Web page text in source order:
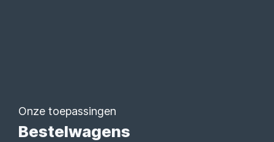
Onze toepassingen
Bestelwagens